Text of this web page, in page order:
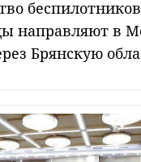
беспилотников
направляют в
Брянскую